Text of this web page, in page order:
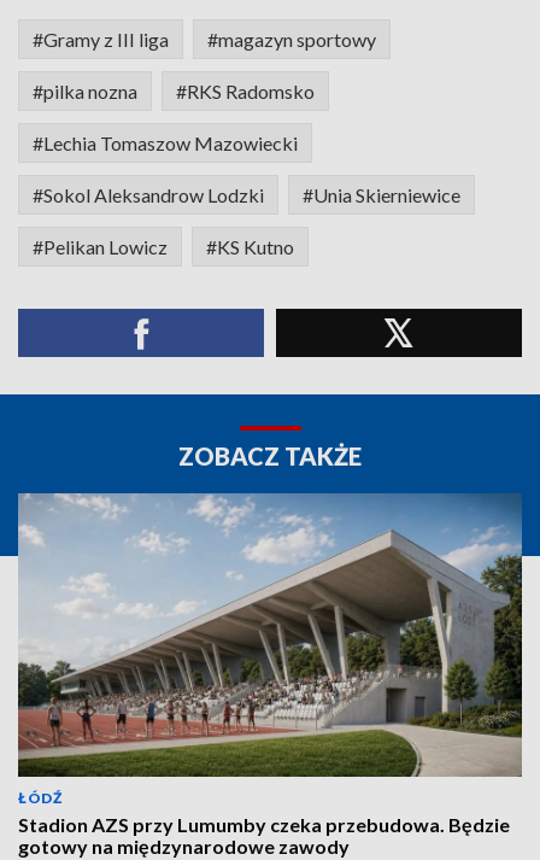
#Gramy z III liga #magazyn sportowy
#pilka nozna #RKS Radomsko
#Lechia Tomaszow Mazowiecki
#Sokol Aleksandrow Lodzki #Unia Skierniewice
#Pelikan Lowicz #KS Kutno
ZOBACZ TAKŻE
ŁÓDŹ
Stadion AZS przy Lumumby czeka przebudowa. Będzie
gotowy na międzynarodowe zawody